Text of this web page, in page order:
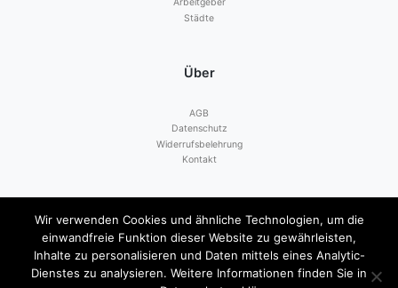
Arbeitgeber
Städte
Über
AGB
Datenschutz
Widerrufsbelehrung
Kontakt
Zahlen mit
Wir verwenden Cookies und ähnliche Technologien, um die
einwandfreie Funktion dieser Website zu gewährleisten,
Inhalte zu personalisieren und Daten mittels eines Analytic-
Dienstes zu analysieren. Weitere Informationen finden Sie in